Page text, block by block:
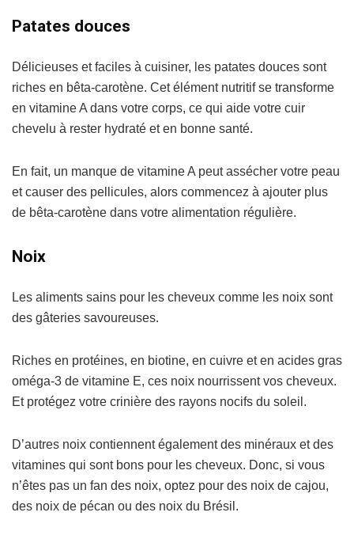
Patates douces
Délicieuses et faciles à cuisiner, les patates douces sont
riches en bêta-carotène. Cet élément nutritif se transforme
en vitamine A dans votre corps, ce qui aide votre cuir
chevelu à rester hydraté et en bonne santé.
En fait, un manque de vitamine A peut assécher votre peau
et causer des pellicules, alors commencez à ajouter plus
de bêta-carotène dans votre alimentation régulière.
Noix
Les aliments sains pour les cheveux comme les noix sont
des gâteries savoureuses.
Riches en protéines, en biotine, en cuivre et en acides gras
oméga-3 de vitamine E, ces noix nourrissent vos cheveux.
Et protégez votre crinière des rayons nocifs du soleil.
D’autres noix contiennent également des minéraux et des
vitamines qui sont bons pour les cheveux. Donc, si vous
n’êtes pas un fan des noix, optez pour des noix de cajou,
des noix de pécan ou des noix du Brésil.